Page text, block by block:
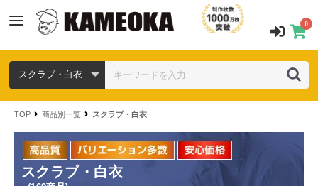
0
TOP 商品別一覧 スクラブ・白衣
スクラブ・白衣